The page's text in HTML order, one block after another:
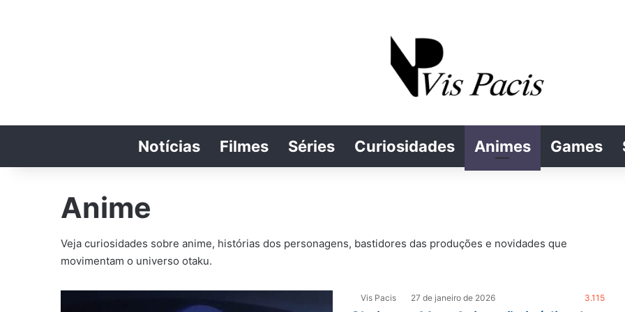
Notícias Filmes Séries Curiosidades Animes Games
Anime
Veja curiosidades sobre anime, histórias dos personagens, bastidores das produções e novidades que
movimentam o universo otaku.
Vis Pacis 27 de janeiro de 2026 3.115